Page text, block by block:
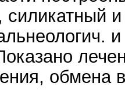
силикатный
обмена